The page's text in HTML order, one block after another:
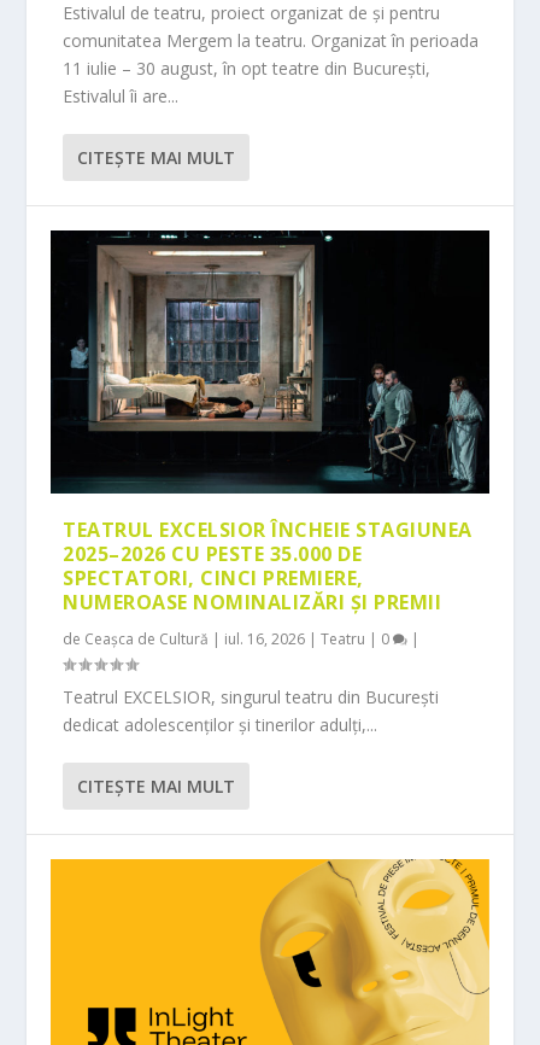
Estivalul de teatru, proiect organizat de și pentru
comunitatea Mergem la teatru. Organizat în perioada
11 iulie – 30 august, în opt teatre din București,
Estivalul îi are...
CITEŞTE MAI MULT
TEATRUL EXCELSIOR ÎNCHEIE STAGIUNEA
2025–2026 CU PESTE 35.000 DE
SPECTATORI, CINCI PREMIERE,
NUMEROASE NOMINALIZĂRI ȘI PREMII
de Ceașca de Cultură | iul. 16, 2026 |Teatru | 0 |
Teatrul EXCELSIOR, singurul teatru din București
dedicat adolescenților și tinerilor adulți,...
CITEŞTE MAI MULT